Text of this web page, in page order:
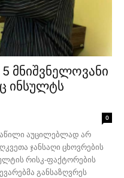
მნიშვნელოვანი
ინსულტს
0
აუცილებლად არ
ჯანსაღი ცხოვრების
რისკ-ფაქტორების
განსაზღვრეს